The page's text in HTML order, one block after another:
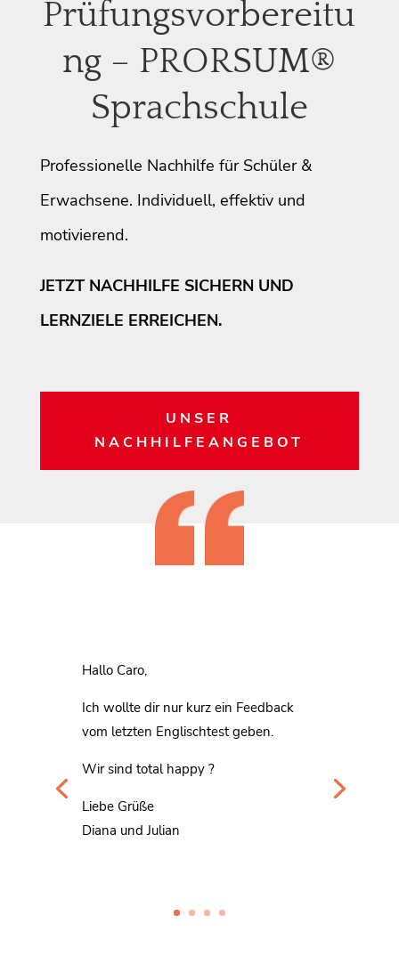
Prüfungsvorbereitu
ng – PRORSUM®
Sprachschule
Professionelle Nachhilfe für Schüler &
Erwachsene. Individuell, effektiv und
motivierend.
JETZT NACHHILFE SICHERN UND
LERNZIELE ERREICHEN.
UNSER
NACHHILFEANGEBOT
Hallo Caro,
Ich wollte dir nur kurz ein Feedback
vom letzten Englischtest geben.
Wir sind total happy ?
Liebe Grüße
Diana und Julian